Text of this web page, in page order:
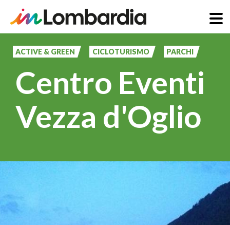
principale
ACTIVE & GREEN CICLOTURISMO PARCHI
Centro Eventi
Vezza d'Oglio